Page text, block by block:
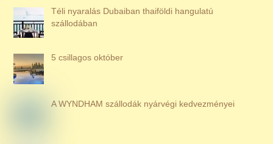
Téli nyaralás Dubaiban thaiföldi hangulatú
szállodában
5 csillagos október
A WYNDHAM szállodák nyárvégi kedvezményei